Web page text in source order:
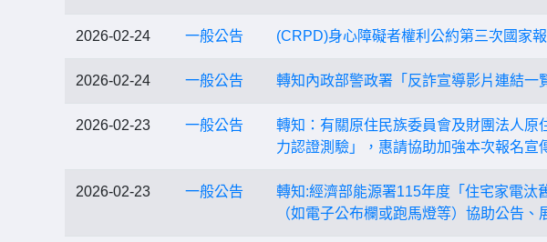
2026-02-24 一般公告 (CRPD)身心障礙者權利公約第三次國家
2026-02-24 一般公告 轉知內政部警政署「反詐宣導影片連結一
2026-02-23 一般公告
轉知：有關原住民族委員會及財團法人
力認證測驗」，惠請協助加強本次報名宣
2026-02-23 一般公告
轉知:經濟部能源署115年度「住宅家電汰
（如電子公布欄或跑馬燈等）協助公告